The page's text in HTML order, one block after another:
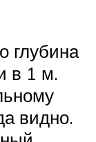
глубина
в 1 м.
видно.